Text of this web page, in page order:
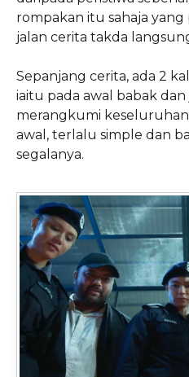
rompakan itu sahaja yang
jalan cerita takda
Sepanjang cerita, ada 2
iaitu pada awal babak
merangkumi
awal, terlalu simple dan
segalanya.